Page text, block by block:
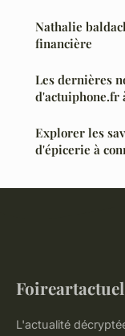
Nathalie
financière
Les dernières
d'actuiphone.fr
Explorer les
d'épicerie à
Foireartactuel
L'actualité